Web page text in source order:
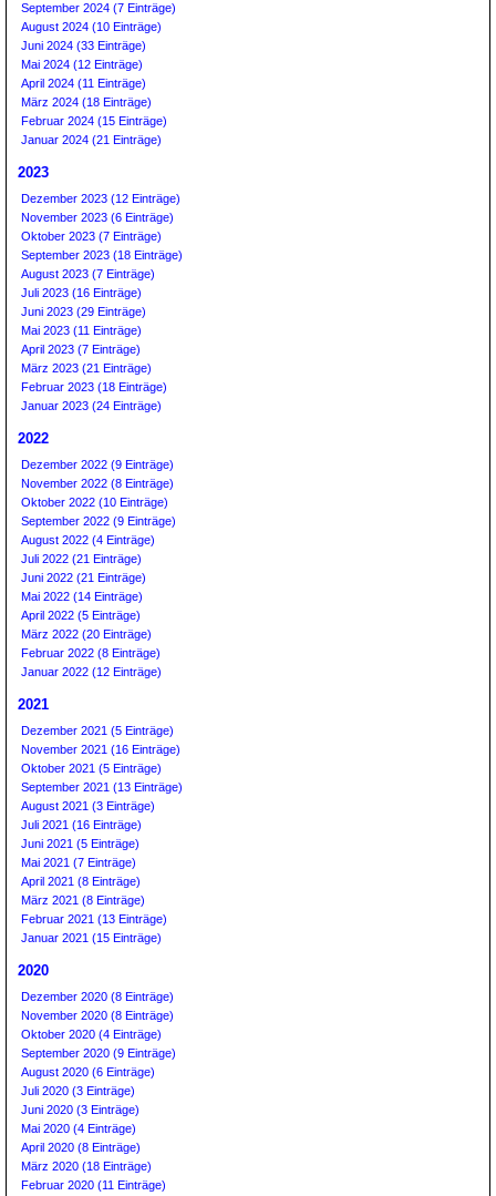
September 2024 (7 Einträge)
August 2024 (10 Einträge)
Juni 2024 (33 Einträge)
Mai 2024 (12 Einträge)
April 2024 (11 Einträge)
März 2024 (18 Einträge)
Februar 2024 (15 Einträge)
Januar 2024 (21 Einträge)
2023
Dezember 2023 (12 Einträge)
November 2023 (6 Einträge)
Oktober 2023 (7 Einträge)
September 2023 (18 Einträge)
August 2023 (7 Einträge)
Juli 2023 (16 Einträge)
Juni 2023 (29 Einträge)
Mai 2023 (11 Einträge)
April 2023 (7 Einträge)
März 2023 (21 Einträge)
Februar 2023 (18 Einträge)
Januar 2023 (24 Einträge)
2022
Dezember 2022 (9 Einträge)
November 2022 (8 Einträge)
Oktober 2022 (10 Einträge)
September 2022 (9 Einträge)
August 2022 (4 Einträge)
Juli 2022 (21 Einträge)
Juni 2022 (21 Einträge)
Mai 2022 (14 Einträge)
April 2022 (5 Einträge)
März 2022 (20 Einträge)
Februar 2022 (8 Einträge)
Januar 2022 (12 Einträge)
2021
Dezember 2021 (5 Einträge)
November 2021 (16 Einträge)
Oktober 2021 (5 Einträge)
September 2021 (13 Einträge)
August 2021 (3 Einträge)
Juli 2021 (16 Einträge)
Juni 2021 (5 Einträge)
Mai 2021 (7 Einträge)
April 2021 (8 Einträge)
März 2021 (8 Einträge)
Februar 2021 (13 Einträge)
Januar 2021 (15 Einträge)
2020
Dezember 2020 (8 Einträge)
November 2020 (8 Einträge)
Oktober 2020 (4 Einträge)
September 2020 (9 Einträge)
August 2020 (6 Einträge)
Juli 2020 (3 Einträge)
Juni 2020 (3 Einträge)
Mai 2020 (4 Einträge)
April 2020 (8 Einträge)
März 2020 (18 Einträge)
Februar 2020 (11 Einträge)